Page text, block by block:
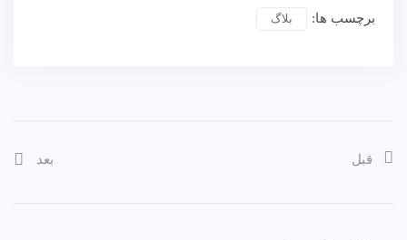
برچسب ها: بلاگ
قبل بعد